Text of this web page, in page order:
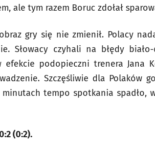
ale tym razem Boruc zdołał
gry się nie zmienił. Polacy
Słowacy czyhali na błędy
efekcie podopieczni trenera Jana
Szczęśliwie dla Polaków
tempo spotkania spadło,
(0:2).